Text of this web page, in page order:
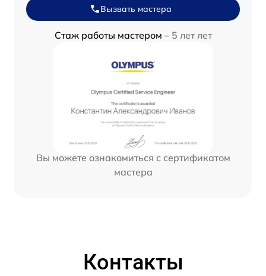
Вызвать мастера
Стаж работы мастером – 5 лет лет
Вы можете ознакомиться с сертификатом
мастера
Контакты